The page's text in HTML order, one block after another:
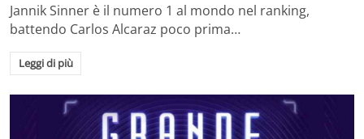
Jannik Sinner è il numero 1 al mondo nel ranking,
battendo Carlos Alcaraz poco prima…
Leggi di più